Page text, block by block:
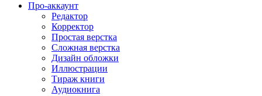
Про-аккаунт
Редактор
Корректор
Простая верстка
Сложная верстка
Дизайн обложки
Иллюстрации
Тираж книги
Аудиокнига